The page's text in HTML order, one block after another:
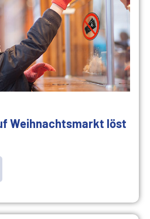
Weihnachtsmarkt löst